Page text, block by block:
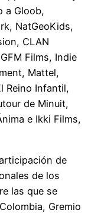
a Gloob,
NatGeoKids,
CLAN
Films, Indie
Mattel,
Reino Infantil,
de Minuit,
e Ikki Films,
de
de los
las que se
Gremio